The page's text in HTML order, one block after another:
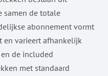
samen de totale
abonnement vormt
en varieert afhankelijk
de included
met standaard